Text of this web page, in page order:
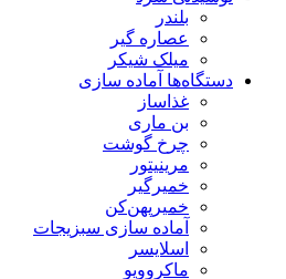
بلندر
عصاره گیر
میلک شیکر
دستگاه‌ها آماده سازی
غذاساز
بن ماری
چرخ گوشت
مرینیتور
خمیرگیر
خمیر‌پهن‌کن
آماده سازی سبزیجات
اسلایسر
ماکروویو